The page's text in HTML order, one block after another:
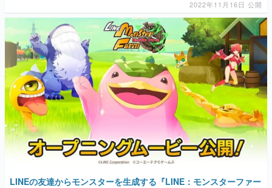
2022年11月16日 公開
LINEの友達からモンスターを生成する『LINE：モンスターファー